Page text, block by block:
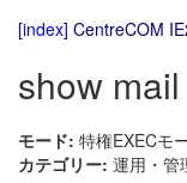
[index] CentreCOM
show mail
モード: 特権EXECモ
カテゴリー: 運用・管